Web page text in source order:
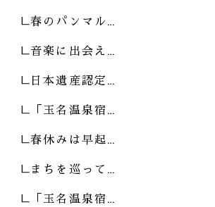
春のパンマル…
音楽に出会え…
日本遺産認定…
「玉名温泉宿…
春休みは早起…
まちを巡って…
「玉名温泉宿…